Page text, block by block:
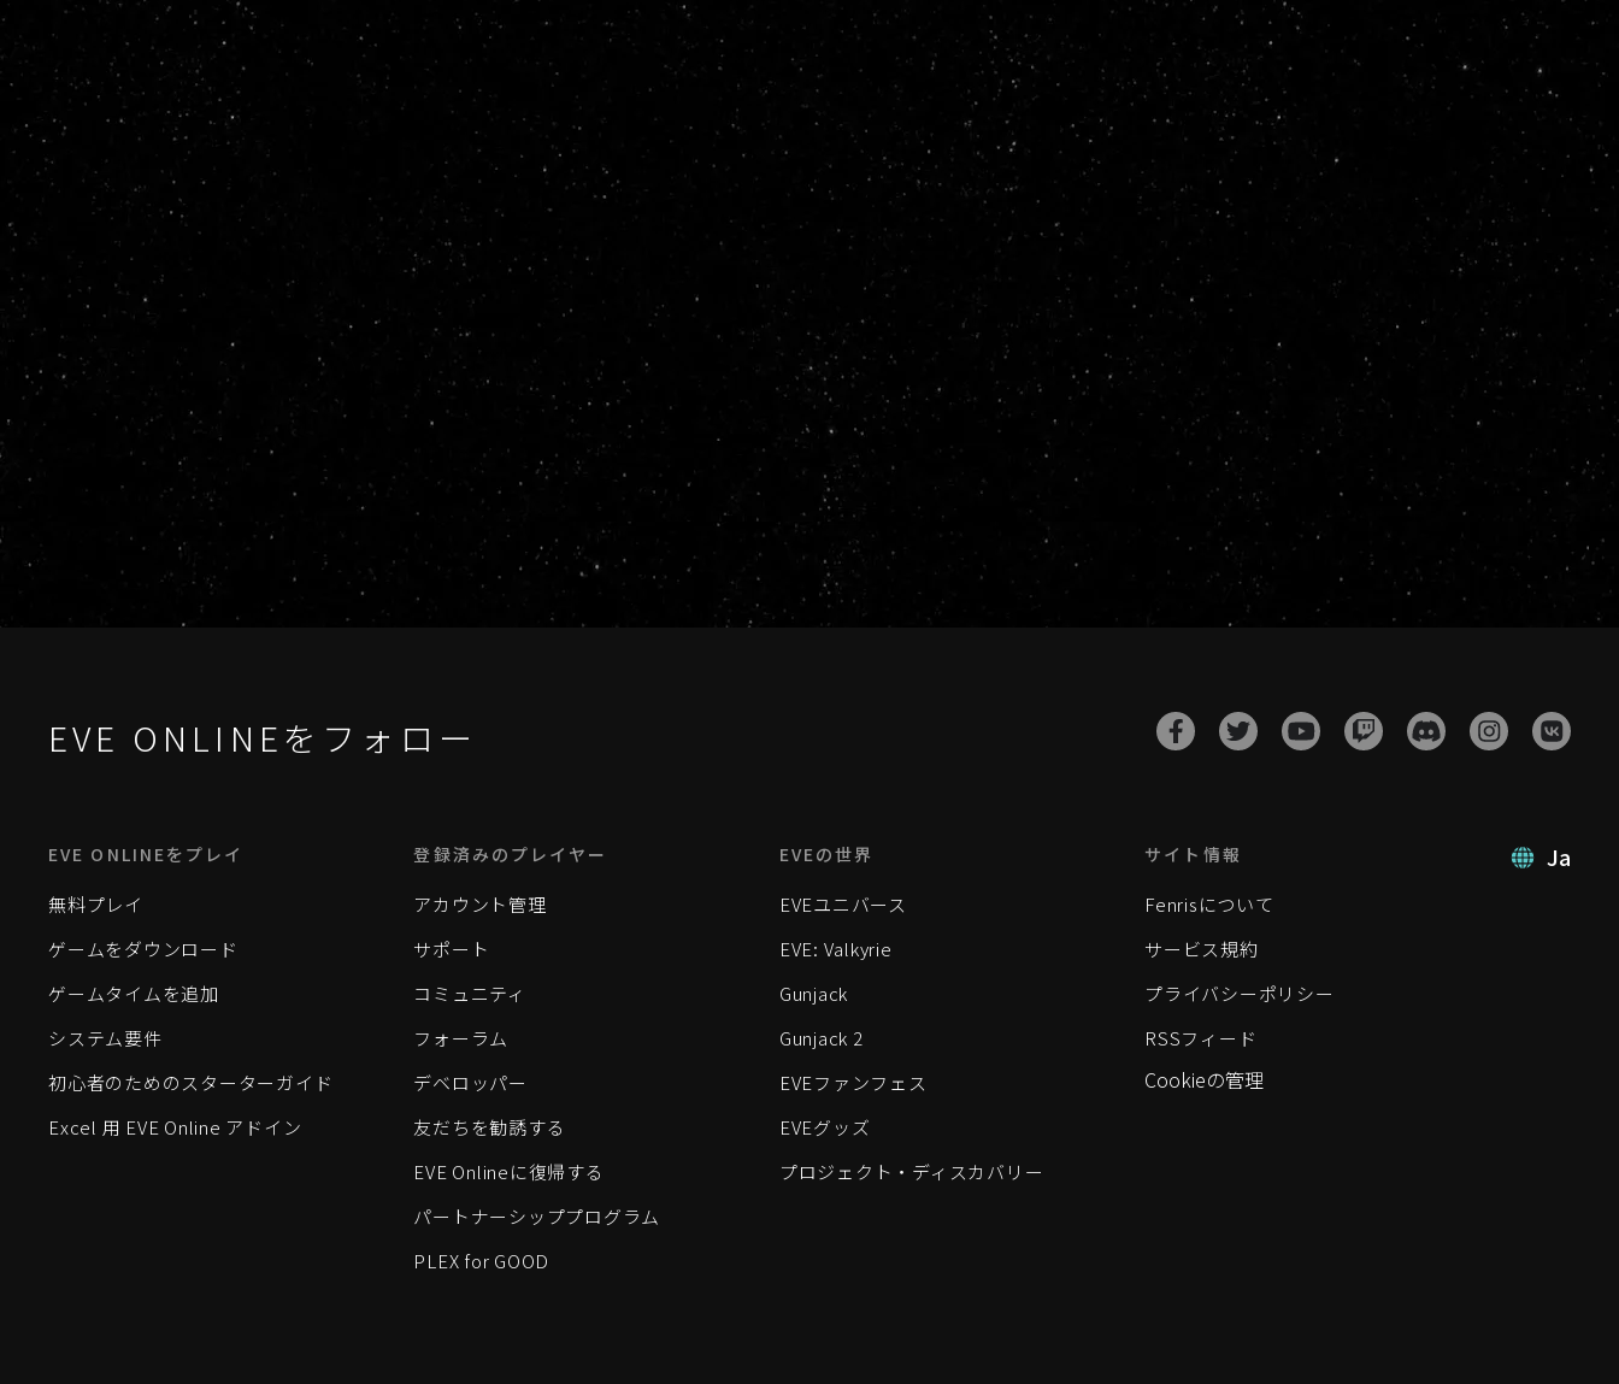
EVE ONLINEをフォロー
Ja
EVE ONLINEをプレイ
無料プレイ
ゲームをダウンロード
ゲームタイムを追加
システム要件
初心者のためのスターターガイド
Excel 用 EVE Online アドイン
登録済みのプレイヤー
アカウント管理
サポート
コミュニティ
フォーラム
デベロッパー
友だちを勧誘する
EVE Onlineに復帰する
パートナーシッププログラム
PLEX for GOOD
EVEの世界
EVEユニバース
EVE: Valkyrie
Gunjack
Gunjack 2
EVEファンフェス
EVEグッズ
プロジェクト・ディスカバリー
サイト情報
Fenrisについて
サービス規約
プライバシーポリシー
RSSフィード
Cookieの管理